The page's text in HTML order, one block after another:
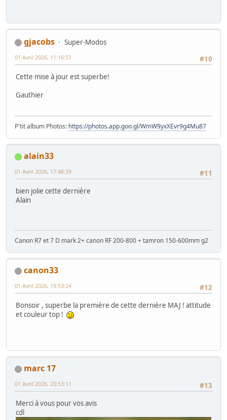
gjacobs
Super-Modos
#10
01 Avril 2026, 11:16:51
Cette mise à jour est superbe!
Gauthier
P'tit album Photos: https://photos.app.goo.gl/WmW9yxXEvr9g4Mu87
alain33
#11
01 Avril 2026, 17:48:39
bien jolie cette dernière
Alain
Canon R7 et 7 D mark 2+ canon RF 200-800 + tamron 150-600mm g2
canon33
#12
01 Avril 2026, 19:53:24
Bonsoir , superbe la première de cette dernière MAJ ! attitude
et couleur top !
marc 17
#13
01 Avril 2026, 20:53:11
Merci à vous pour vos avis
cdl